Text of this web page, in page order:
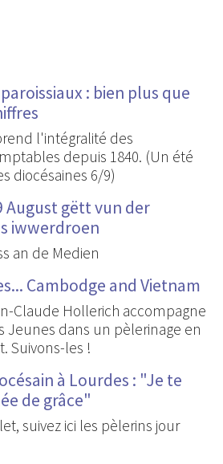
: bien plus que
l'intégralité des
depuis 1840. (Un été
diocésaines 6/9)
August gëtt vun der
iwwerdroen
an de Medien
Cambodge and Vietnam
Claude Hollerich accompagne
Jeunes dans un pèlerinage en
Suivons-les !
à Lourdes : "Je te
de grâce"
suivez ici les pèlerins jour